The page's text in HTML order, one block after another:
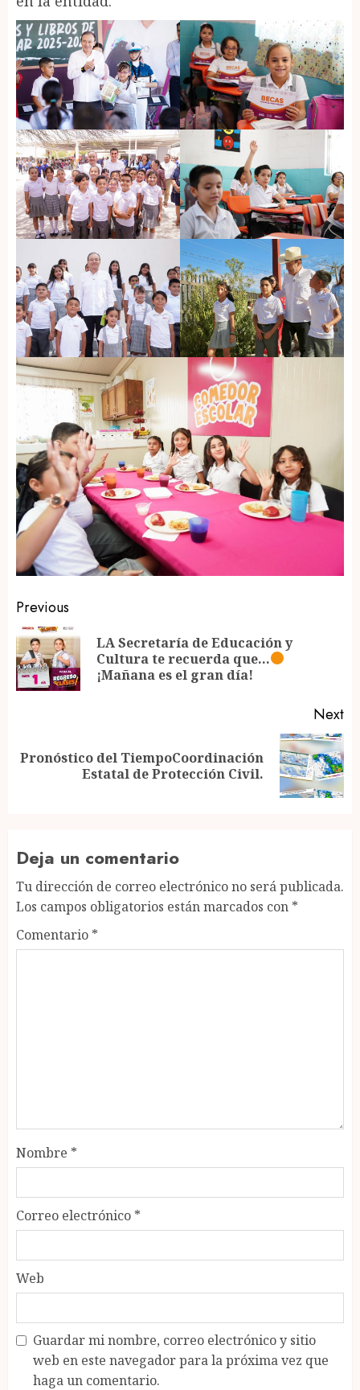
Post
navigation
Previous
LA Secretaría de Educación y
Cultura te recuerda que…
¡Mañana es el gran día!
Next
Next
Pronóstico del TiempoCoordinación
Estatal de Protección Civil.
Deja un comentario
Tu dirección de correo electrónico no será publicada.
Los campos obligatorios están marcados con *
Comentario *
Nombre *
Correo electrónico *
Web
Guardar mi nombre, correo electrónico y sitio
web en este navegador para la próxima vez que
haga un comentario.